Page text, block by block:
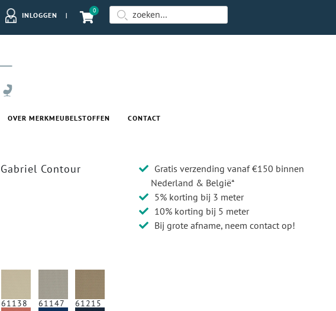
INLOGGEN |
0
OVER MERKMEUBELSTOFFEN CONTACT
Gabriel Contour
61138 61147 61215
Gratis verzending vanaf €150 binnen
Nederland & België*
5% korting bij 3 meter
10% korting bij 5 meter
Bij grote afname, neem contact op!